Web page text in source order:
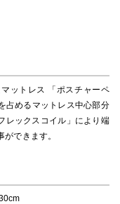
ットレス 「ポスチャーペ
占めるマットレス中心部分
レックスコイル」により端
できます。